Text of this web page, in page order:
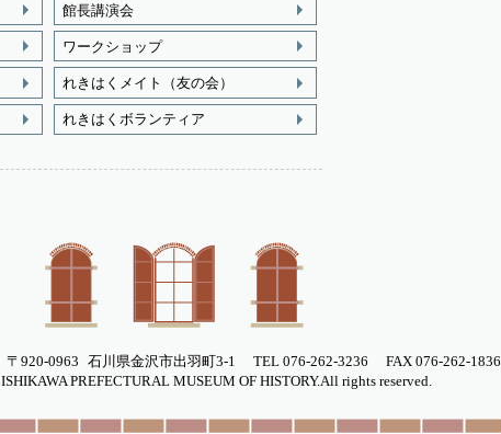
館長講演会
ワークショップ
れきはくメイト（友の会）
れきはくボランティア
〒920-0963 石川県金沢市出羽町3-1 TEL 076-262-3236
FAX 076-262-1836
ISHIKAWA PREFECTURAL MUSEUM OF HISTORY.All rights reserved.